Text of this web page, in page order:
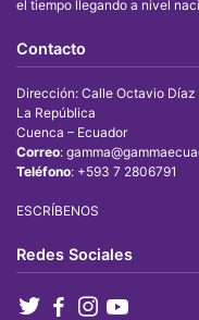
el tiempo llegando a nivel
Contacto
Dirección: Calle Octavio
La República
Cuenca – Ecuador
Correo:
Teléfono: +593 7 2806791
ESCRÍBENOS
Redes Sociales